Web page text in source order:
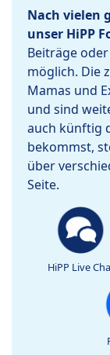
Nach vielen
unser HiPP
Beiträge
möglich. Die
Mamas und
und sind
auch künftig
bekommst,
über
Seite.
HiPP Live